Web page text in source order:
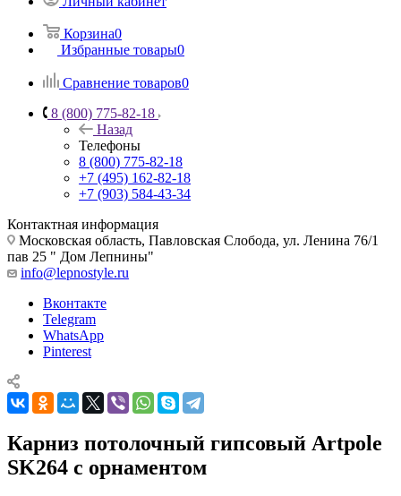
Корзина0
Избранные товары0
Сравнение товаров0
8 (800) 775-82-18
Назад
Телефоны
8 (800) 775-82-18
+7 (495) 162-82-18
+7 (903) 584-43-34
Контактная информация
Московская область, Павловская Слобода, ул. Ленина 76/1
пав 25 " Дом Лепнины"
info@lepnostyle.ru
Вконтакте
Telegram
WhatsApp
Pinterest
Карниз потолочный гипсовый Artpole
SK264 с орнаментом